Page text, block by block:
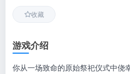
收藏
游戏介绍
你从一场致命的原始祭祀仪式中侥